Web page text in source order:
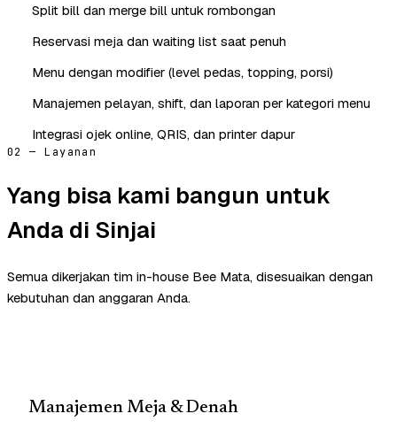
Split bill dan merge bill untuk rombongan
Reservasi meja dan waiting list saat penuh
Menu dengan modifier (level pedas, topping, porsi)
Manajemen pelayan, shift, dan laporan per kategori menu
Integrasi ojek online, QRIS, dan printer dapur
02 — Layanan
Yang bisa kami bangun untuk
Anda di Sinjai
Semua dikerjakan tim in-house Bee Mata, disesuaikan dengan
kebutuhan dan anggaran Anda.
Manajemen Meja & Denah